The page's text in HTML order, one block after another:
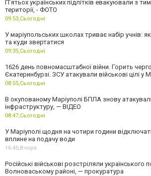
П’ятьох українських підлітків евакуювали з
території, - ФОТО
09:53,Сьогодні
У маріупольських школах триває набір учнів:
та куди звертатися
09:35,Сьогодні
1626 день повномасштабної війни. Горить
Єкатеринбурзі. ЗСУ атакували військові цілі у
08:55,Сьогодні
В окупованому Маріуполі БПЛА знову
інфраструктуру, — ВІДЕО
08:47,Сьогодні
У Маріуполі щодня на чотири години
вплине на подачу води
16:45,Вчора
Російські військові розстріляли українського
Волноваському районі, — прокуратура